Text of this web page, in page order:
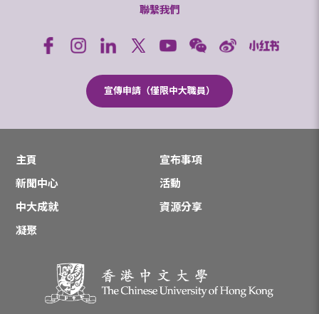
聯繫我們
宣傳申請（僅限中大職員）
主頁
宣布事項
新聞中心
活動
中大成就
資源分享
凝聚